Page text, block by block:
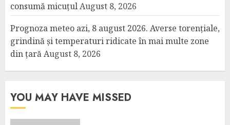
consumă micuțulAugust 8, 2026
Prognoza meteo azi, 8 august 2026. Averse torențiale,
grindină și temperaturi ridicate în mai multe zone
din țarăAugust 8, 2026
YOU MAY HAVE MISSED